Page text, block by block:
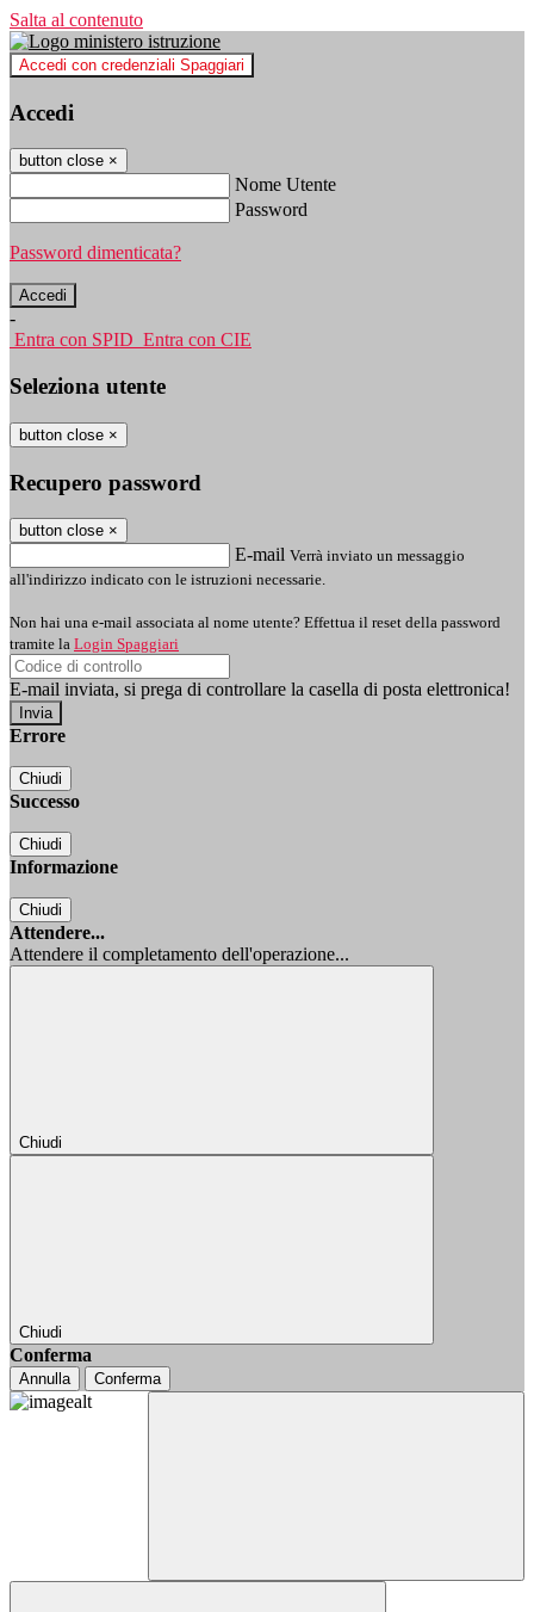
Salta al contenuto
Accedi con credenziali Spaggiari
Accedi
button close ×
Nome Utente
Password
Password dimenticata?
-
Entra con SPID Entra con CIE
Seleziona utente
button close ×
Recupero password
button close ×
E-mail Verrà inviato un messaggio
all'indirizzo indicato con le istruzioni necessarie.
Non hai una e-mail associata al nome utente? Effettua il reset della password
tramite la Login Spaggiari
E-mail inviata, si prega di controllare la casella di posta elettronica!
Errore
Chiudi
Successo
Chiudi
Informazione
Chiudi
Attendere...
Attendere il completamento dell'operazione...
Chiudi
Chiudi
Conferma
Annulla Conferma